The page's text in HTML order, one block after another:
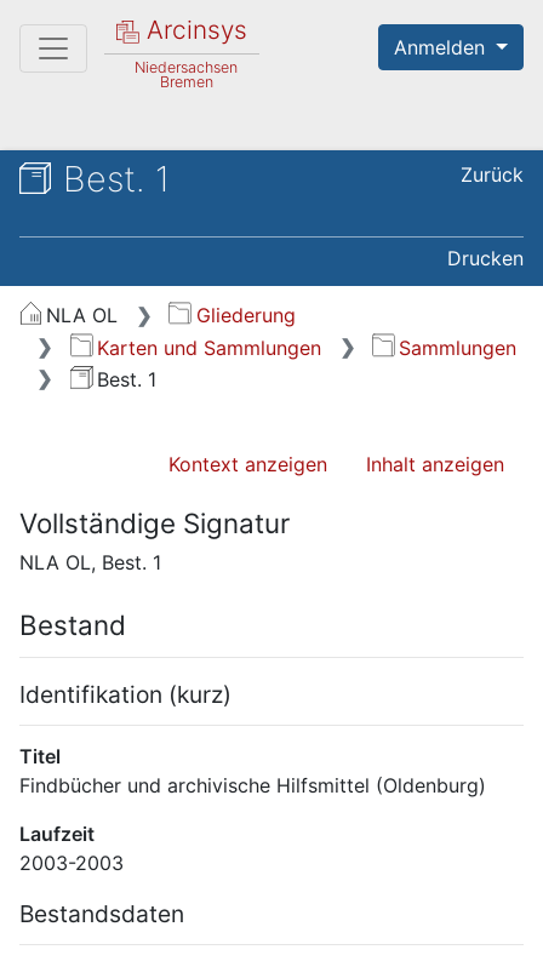
Arcinsys
Niedersachsen
Bremen
Anmelden
Best. 1 Zurück
Drucken
NLA OL
Gliederung
Karten und Sammlungen
Sammlungen
Best. 1
Kontext anzeigen Inhalt anzeigen
Vollständige Signatur
NLA OL, Best. 1
Bestand
Identifikation (kurz)
Titel
Findbücher und archivische Hilfsmittel (Oldenburg)
Laufzeit
2003-2003
Bestandsdaten